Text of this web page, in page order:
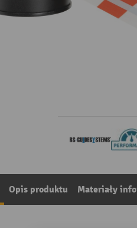
Opis produktu Materiały